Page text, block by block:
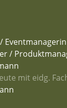
Eventmanagerin
/
mit eidg.